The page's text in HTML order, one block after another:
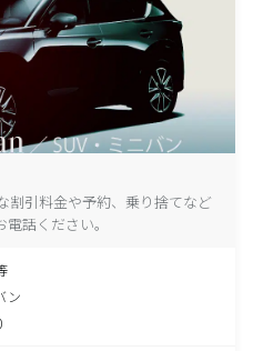
割引料金や予約、乗り捨てなど
話ください。
ン